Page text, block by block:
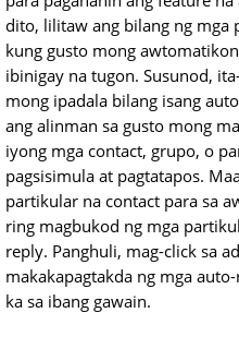
dito, lilitaw ang bilang ng mga
kung gusto mong
ibinigay na tugon. Susunod,
mong ipadala bilang isang
ang alinman sa gusto mong
iyong mga contact, grupo, o
pagsisimula at pagtatapos.
partikular na contact para sa
ring magbukod ng mga
reply. Panghuli, mag-click sa
makakapagtakda ng mga
ka sa ibang gawain.